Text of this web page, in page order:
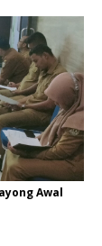
Awal